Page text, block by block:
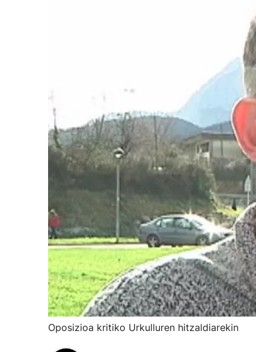
Oposizioa kritiko Urkulluren hitzaldiarekin